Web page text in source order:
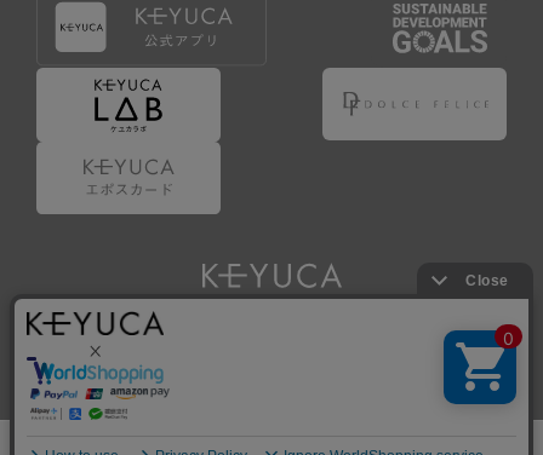
Copyright © KAWAJUN Co., Ltd. All Rights Reserved.